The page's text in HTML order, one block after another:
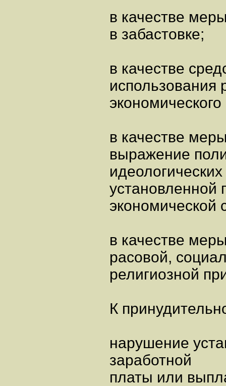
в качестве
в забастовке;
в качестве
использования
в качестве
выражение
установленной
экономической
в качестве
расовой,
религиозной
К
нарушение
заработной
платы или